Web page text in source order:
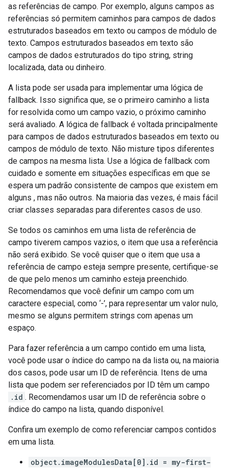
as referências de campo. Por exemplo, alguns campos as
referências só permitem caminhos para campos de dados
estruturados baseados em texto ou campos de módulo de
texto. Campos estruturados baseados em texto são
campos de dados estruturados do tipo string, string
localizada, data ou dinheiro.
A lista pode ser usada para implementar uma lógica de
fallback. Isso significa que, se o primeiro caminho a lista
for resolvida como um campo vazio, o próximo caminho
será avaliado. A lógica de fallback é voltada principalmente
para campos de dados estruturados baseados em texto ou
campos de módulo de texto. Não misture tipos diferentes
de campos na mesma lista. Use a lógica de fallback com
cuidado e somente em situações específicas em que se
espera um padrão consistente de campos que existem em
alguns , mas não outros. Na maioria das vezes, é mais fácil
criar classes separadas para diferentes casos de uso.
Se todos os caminhos em uma lista de referência de
campo tiverem campos vazios, o item que usa a referência
não será exibido. Se você quiser que o item que usa a
referência de campo esteja sempre presente, certifique-se
de que pelo menos um caminho esteja preenchido.
Recomendamos que você definir um campo com um
caractere especial, como ‘-’, para representar um valor nulo,
mesmo se alguns permitem strings com apenas um
espaço.
Para fazer referência a um campo contido em uma lista,
você pode usar o índice do campo na da lista ou, na maioria
dos casos, pode usar um ID de referência. Itens de uma
lista que podem ser referenciados por ID têm um campo
.id . Recomendamos usar um ID de referência sobre o
índice do campo na lista, quando disponível.
Confira um exemplo de como referenciar campos contidos
em uma lista.
object.imageModulesData[0].id = my-first-